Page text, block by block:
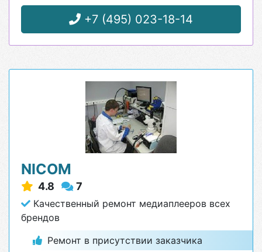
+7 (495) 023-18-14
NICOM
4.8 7
Качественный ремонт медиаплееров всех
брендов
Ремонт в присутствии заказчика